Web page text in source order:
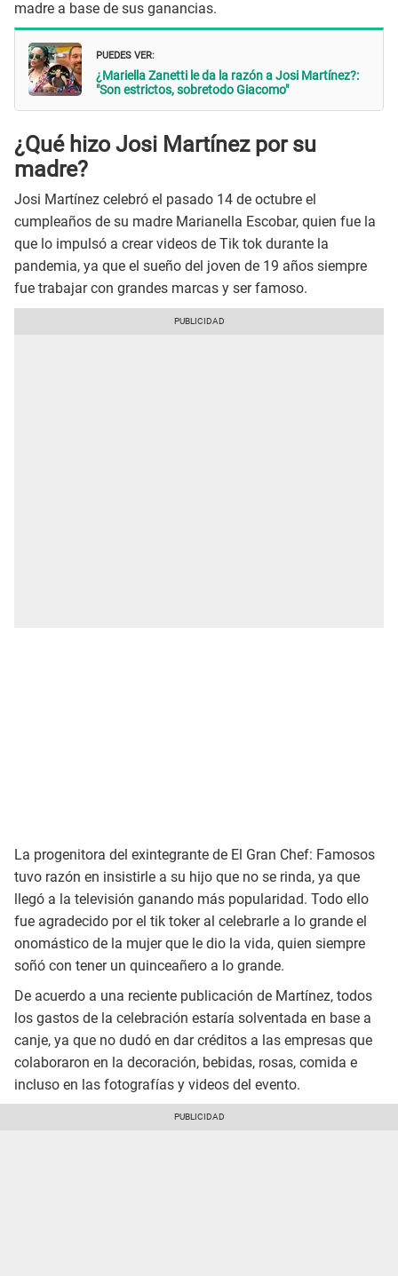
madre a base de sus ganancias.
PUEDES VER:
¿Mariella Zanetti le da la razón a Josi Martínez?:
"Son estrictos, sobretodo Giacomo"
¿Qué hizo Josi Martínez por su
madre?
Josi Martínez celebró el pasado 14 de octubre el
cumpleaños de su madre Marianella Escobar, quien fue la
que lo impulsó a crear videos de Tik tok durante la
pandemia, ya que el sueño del joven de 19 años siempre
fue trabajar con grandes marcas y ser famoso.
La progenitora del exintegrante de El Gran Chef: Famosos
tuvo razón en insistirle a su hijo que no se rinda, ya que
llegó a la televisión ganando más popularidad. Todo ello
fue agradecido por el tik toker al celebrarle a lo grande el
onomástico de la mujer que le dio la vida, quien siempre
soñó con tener un quinceañero a lo grande.
De acuerdo a una reciente publicación de Martínez, todos
los gastos de la celebración estaría solventada en base a
canje, ya que no dudó en dar créditos a las empresas que
colaboraron en la decoración, bebidas, rosas, comida e
incluso en las fotografías y videos del evento.